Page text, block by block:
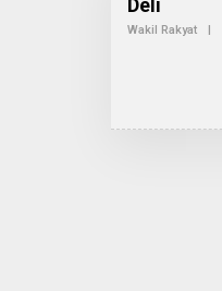
Deli
Wakil Rakyat |